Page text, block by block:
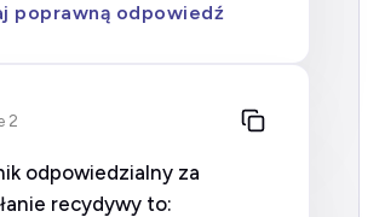
poprawną odpowiedź
2
odpowiedzialny za
recydywy to: